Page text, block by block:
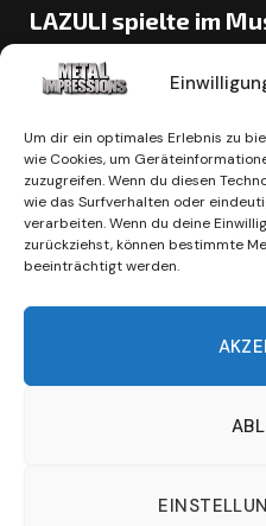
Um dir ein optimales Erlebnis zu
wie Cookies, um
zuzugreifen. Wenn du diesen
wie das Surfverhalten oder
verarbeiten. Wenn du deine
zurückziehst, können bestimmte
beeinträchtigt werden.
LAZULI spielte im
Dortmund ein
BY ULI BECHSTEIN 1. JUNI 2026
Im Rahmen ihrer „Être et ne
französische Progressive-
Musiktheater Piano. Der
Datenschutzerklärung